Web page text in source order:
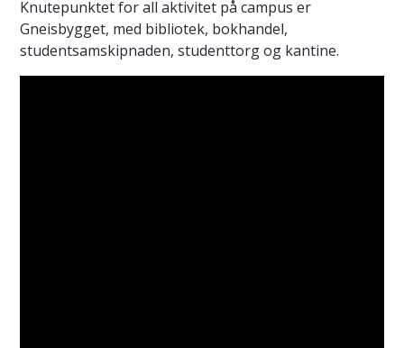
Knutepunktet for all aktivitet på campus er
Gneisbygget, med bibliotek, bokhandel,
studentsamskipnaden, studenttorg og kantine.